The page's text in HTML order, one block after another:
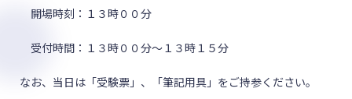
開場時刻：１３時００分
受付時間：１３時００分～１３時１５分
なお、当日は「受験票」、「筆記用具」をご持参ください。